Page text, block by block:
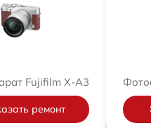
Fujifilm X-A3
ремонт